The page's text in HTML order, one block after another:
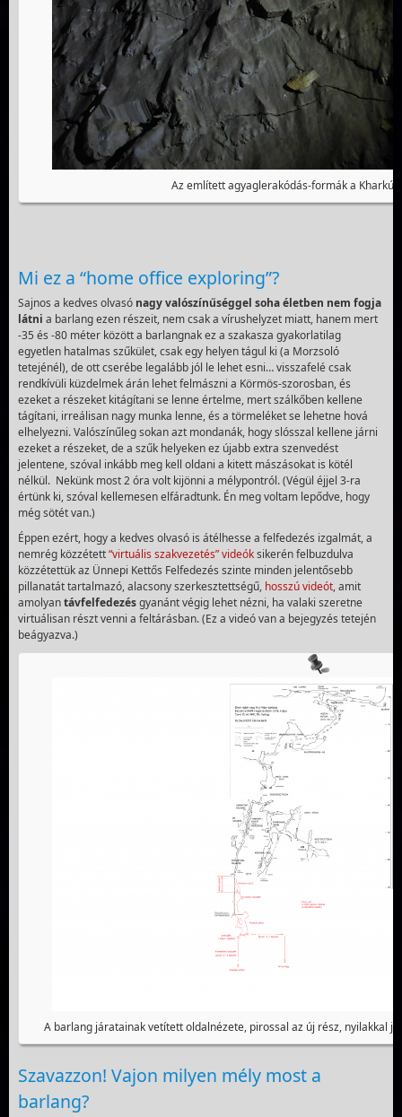
Az említett agyaglerakódás-formák a
Mi ez a “home office exploring”?
Sajnos a kedves olvasó nagy valószínűséggel soha életben nem fogja
látni a barlang ezen részeit, nem csak a vírushelyzet miatt, hanem mert
-35 és -80 méter között a barlangnak ez a szakasza gyakorlatilag
egyetlen hatalmas szűkület, csak egy helyen tágul ki (a Morzsoló
tetejénél), de ott cserébe legalább jól le lehet esni… visszafelé csak
rendkívüli küzdelmek árán lehet felmászni a Körmös-szorosban, és
ezeket a részeket kitágítani se lenne értelme, mert szálkőben kellene
tágítani, irreálisan nagy munka lenne, és a törmeléket se lehetne hová
elhelyezni. Valószínűleg sokan azt mondanák, hogy slósszal kellene járni
ezeket a részeket, de a szűk helyeken ez újabb extra szenvedést
jelentene, szóval inkább meg kell oldani a kitett mászásokat is kötél
nélkül. Nekünk most 2 óra volt kijönni a mélypontról. (Végül éjjel 3-ra
értünk ki, szóval kellemesen elfáradtunk. Én meg voltam lepődve, hogy
még sötét van.)
Éppen ezért, hogy a kedves olvasó is átélhesse a felfedezés izgalmát, a
nemrég közzétett“virtuális szakvezetés” videóksikerén felbuzdulva
közzétettük az Ünnepi Kettős Felfedezés szinte minden jelentősebb
pillanatát tartalmazó, alacsony szerkesztettségű, hosszú videót, amit
amolyantávfelfedezésgyanánt végig lehet nézni, ha valaki szeretne
virtuálisan részt venni a feltárásban. (Ez a videó van a bejegyzés tetején
beágyazva.)
A barlang járatainak vetített oldalnézete, pirossal az új rész, nyilakkal
Szavazzon! Vajon milyen mély most a
barlang?